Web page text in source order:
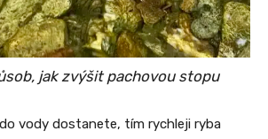
jak zvýšit pachovou stopu
vody dostanete, tím rychleji ryba